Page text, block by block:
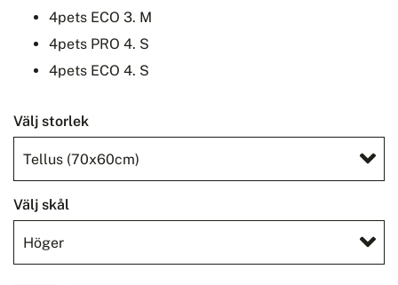
4pets ECO 3. M
4pets PRO 4. S
4pets ECO 4. S
Välj storlek
Välj skål